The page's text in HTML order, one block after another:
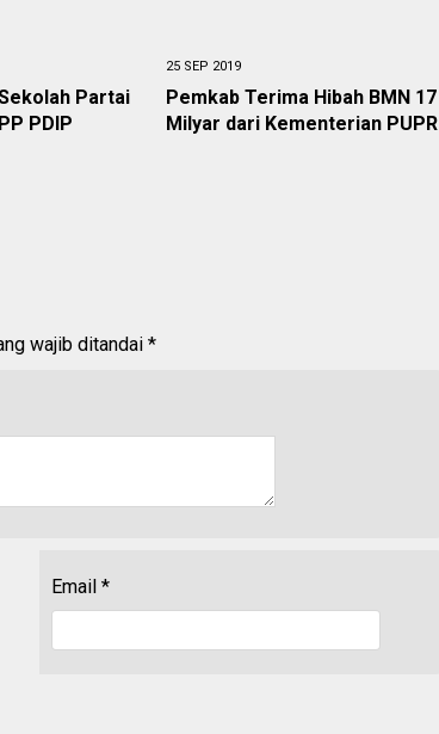
Partai
PDIP
25 SEP 2019
Pemkab Terima Hibah BMN 17
Milyar dari Kementerian PUPR
wajib ditandai *
Email *